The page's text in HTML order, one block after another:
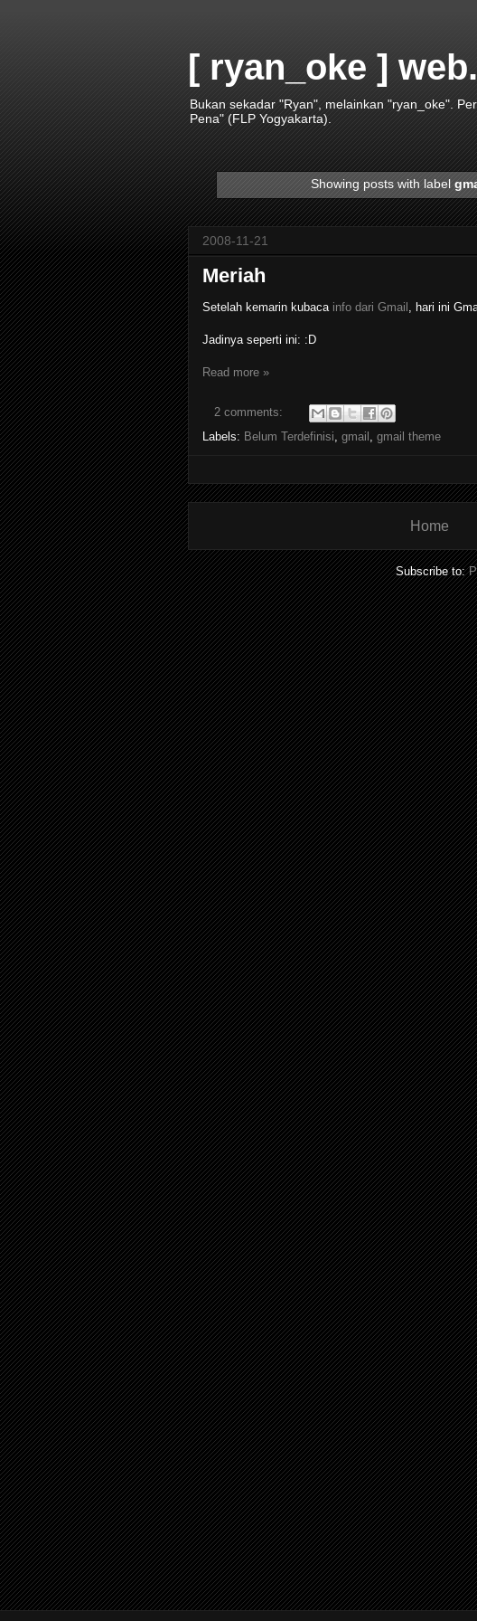
[ ryan_oke ]
Bukan sekadar "Ryan", melainkan "ryan_oke".
Pena" (FLP Yogyakarta).
Showing posts with label
2008-11-21
Meriah
Setelah kemarin kubaca info dari Gmail , hari ini
Jadinya seperti ini: :D
Read more »
2 comments:
Labels: Belum Terdefinisi gmail gmail theme
Home
Subscribe to: